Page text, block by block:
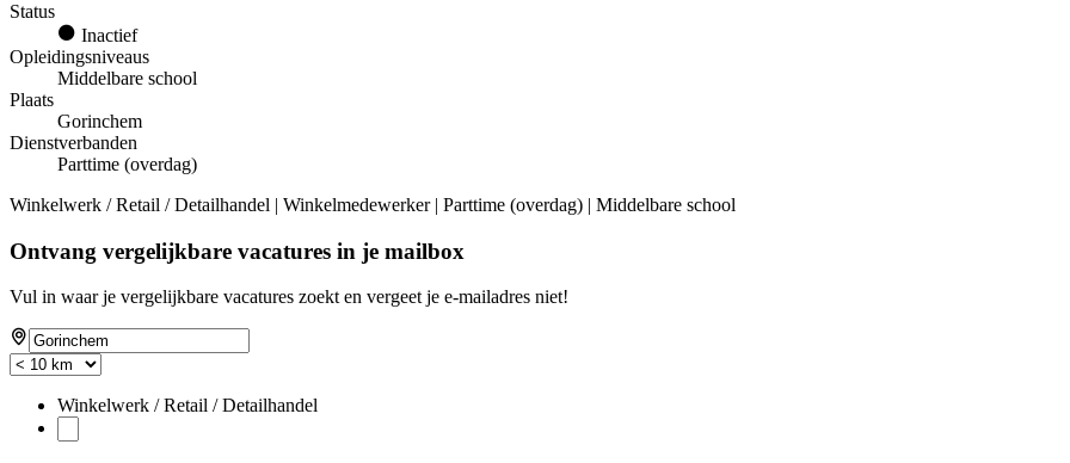
Status
Inactief
Opleidingsniveaus
Middelbare school
Plaats
Gorinchem
Dienstverbanden
Parttime (overdag)
Winkelwerk / Retail / Detailhandel | Winkelmedewerker | Parttime (overdag) | Middelbare school
Ontvang vergelijkbare vacatures in je mailbox
Vul in waar je vergelijkbare vacatures zoekt en vergeet je e-mailadres niet!
Winkelwerk / Retail / Detailhandel